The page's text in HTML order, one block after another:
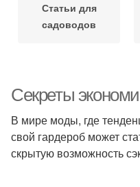
Статьи для
садоводов
Секреты
В мире моды, где
свой гардероб может
скрытую возможность